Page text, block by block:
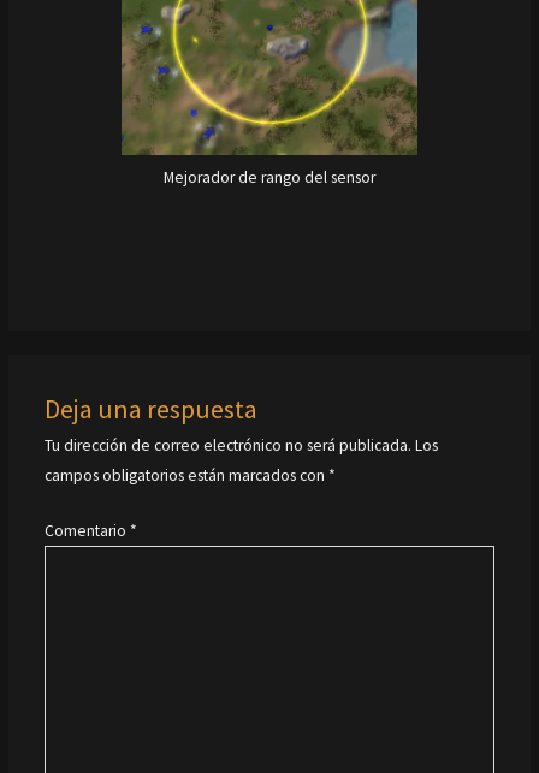
Mejorador de rango del sensor
Deja una respuesta
Tu dirección de correo electrónico no será publicada. Los
campos obligatorios están marcados con *
Comentario *